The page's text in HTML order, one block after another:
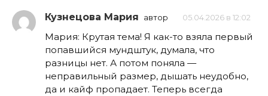
Кузнецова Мария автор 05.04.2026 в 12:02
Мария: Крутая тема! Я как-то взяла первый
попавшийся мундштук, думала, что
разницы нет. А потом понялa —
неправильный размер, дышать неудобно,
да и кайф пропадает. Теперь всегда